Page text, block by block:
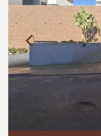
construída